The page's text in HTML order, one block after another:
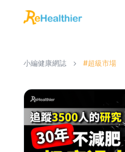
小編健康網誌 #超級市場